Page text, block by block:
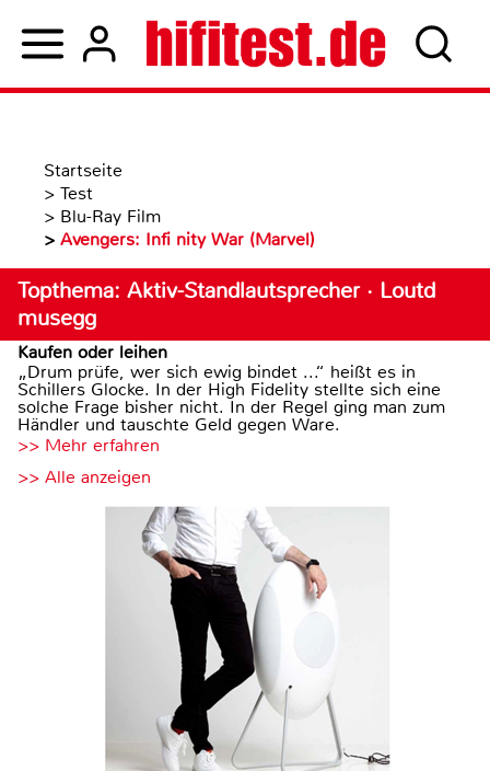
Startseite
> Test
> Blu-Ray Film
> Avengers: Infi nity War (Marvel)
Topthema: Aktiv-Standlautsprecher · Loutd
musegg
Kaufen oder leihen
„Drum prüfe, wer sich ewig bindet ...“ heißt es in
Schillers Glocke. In der High Fidelity stellte sich eine
solche Frage bisher nicht. In der Regel ging man zum
Händler und tauschte Geld gegen Ware.
>> Mehr erfahren
>> Alle anzeigen